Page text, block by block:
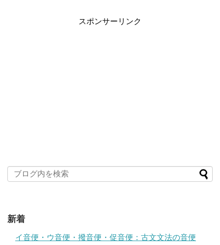
スポンサーリンク
新着
イ音便・ウ音便・撥音便・促音便：古文文法の音便